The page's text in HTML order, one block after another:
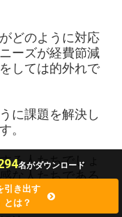
どのように対応
ーズが経費節減
しては的外れで
に課題を解決し
。
る人たちでしょ
な人たちである
名がダウンロード
引き出す
とは？